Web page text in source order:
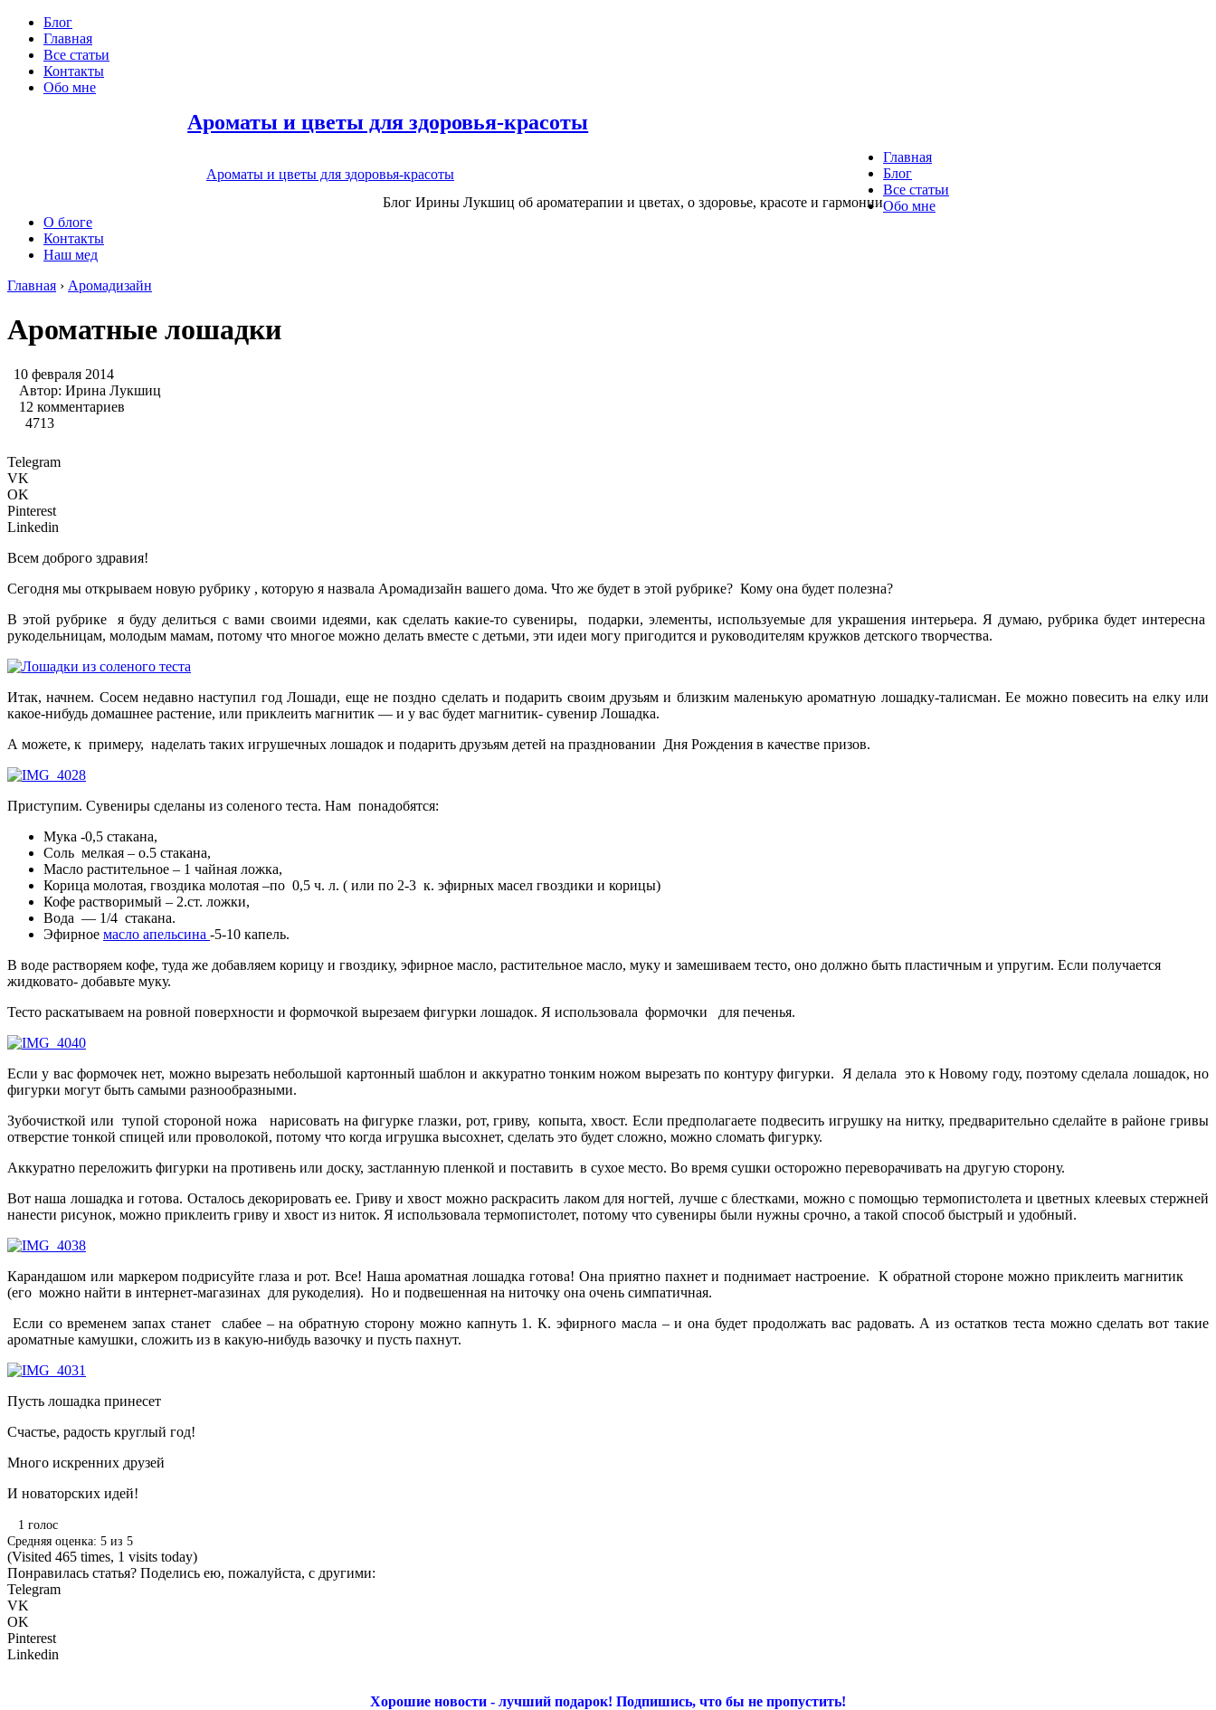
Блог
Главная
Все статьи
Контакты
Обо мне
Ароматы и цветы для здоровья-красоты
Ароматы и цветы для здоровья-красоты
Блог Ирины Лукшиц об ароматерапии и цветах, о здоровье, красоте и гармонии
Главная
Блог
Все статьи
Обо мне
О блоге
Контакты
Наш мед
Главная › Аромадизайн
Ароматные лошадки
10 февраля 2014
Автор: Ирина Лукшиц
12 комментариев
4713
Telegram
VK
OK
Pinterest
Linkedin
Всем доброго здравия!
Сегодня мы открываем новую рубрику , которую я назвала Аромадизайн вашего дома. Что же будет в этой рубрике? Кому она будет полезна?
В этой рубрике
я буду делиться с вами своими идеями, как сделать какие-то сувениры,
подарки, элементы, используемые для украшения интерьера. Я думаю, рубрика будет интересна
рукодельницам, молодым мамам, потому что многое можно делать вместе с детьми, эти идеи могу пригодится и руководителям кружков детского творчества.
Итак, начнем. Сосем недавно наступил год Лошади, еще не поздно сделать и подарить своим друзьям и близким маленькую ароматную лошадку-талисман. Ее можно повесить на елку или
какое-нибудь домашнее растение, или приклеить магнитик — и у вас будет магнитик- сувенир Лошадка.
А можете, к примеру, наделать таких игрушечных лошадок и подарить друзьям детей на праздновании Дня Рождения в качестве призов.
Приступим. Сувениры сделаны из соленого теста. Нам понадобятся:
Мука -0,5 стакана,
Соль мелкая – о.5 стакана,
Масло растительное – 1 чайная ложка,
Корица молотая, гвоздика молотая –по 0,5 ч. л. ( или по 2-3 к. эфирных масел гвоздики и корицы)
Кофе растворимый – 2.ст. ложки,
Вода — 1/4 стакана.
Эфирное масло апельсина -5-10 капель.
В воде растворяем кофе, туда же добавляем корицу и гвоздику, эфирное масло, растительное масло, муку и замешиваем тесто, оно должно быть пластичным и упругим. Если получается
жидковато- добавьте муку.
Тесто раскатываем на ровной поверхности и формочкой вырезаем фигурки лошадок. Я использовала формочки для печенья.
Если у вас формочек нет, можно вырезать небольшой картонный шаблон и аккуратно тонким ножом вырезать по контуру фигурки. Я делала это к Новому году, поэтому сделала лошадок, но
фигурки могут быть самыми разнообразными.
Зубочисткой или тупой стороной ножа нарисовать на фигурке глазки, рот, гриву,
копыта, хвост. Если предполагаете подвесить игрушку на нитку, предварительно сделайте в районе гривы
отверстие тонкой спицей или проволокой, потому что когда игрушка высохнет, сделать это будет сложно, можно сломать фигурку.
Аккуратно переложить фигурки на противень или доску, застланную пленкой и поставить в сухое место. Во время сушки осторожно переворачивать на другую сторону.
Вот наша лошадка и готова. Осталось декорировать ее. Гриву и хвост можно раскрасить лаком для ногтей, лучше с блестками, можно с помощью термопистолета и цветных клеевых стержней
нанести рисунок, можно приклеить гриву и хвост из ниток. Я использовала термопистолет, потому что сувениры были нужны срочно, а такой способ быстрый и удобный.
Карандашом или маркером подрисуйте глаза и рот. Все! Наша ароматная лошадка готова! Она приятно пахнет и поднимает настроение.
К обратной стороне можно приклеить магнитик
(его можно найти в интернет-магазинах для рукоделия). Но и подвешенная на ниточку она очень симпатичная.
Если со временем запах станет
слабее – на обратную сторону можно капнуть 1. К. эфирного масла – и она будет продолжать вас радовать. А из остатков теста можно сделать вот такие
ароматные камушки, сложить из в какую-нибудь вазочку и пусть пахнут.
Пусть лошадка принесет
Счастье, радость круглый год!
Много искренних друзей
И новаторских идей!
1 голос
Средняя оценка: 5 из 5
(Visited 465 times, 1 visits today)
Понравилась статья? Поделись ею, пожалуйста, с другими:
Telegram
VK
OK
Pinterest
Linkedin
Хорошие новости - лучший подарок! Подпишись, что бы не пропустить!